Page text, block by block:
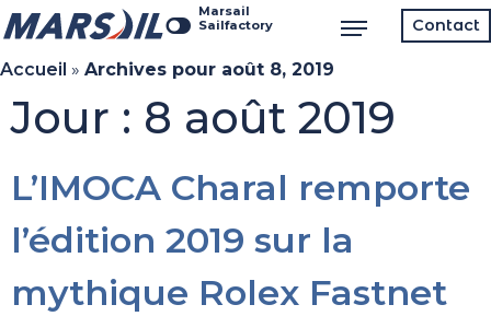
Marsail
Sailfactory
Contact
Accueil » Archives pour août 8, 2019
Jour : 8 août 2019
L’IMOCA Charal remporte
l’édition 2019 sur la
mythique Rolex Fastnet